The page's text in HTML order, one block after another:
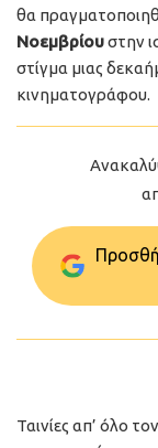
θα
Νοεμβρίουστην
στίγμα μιας
κινηματογράφου.
Ταινίες απ’ όλο